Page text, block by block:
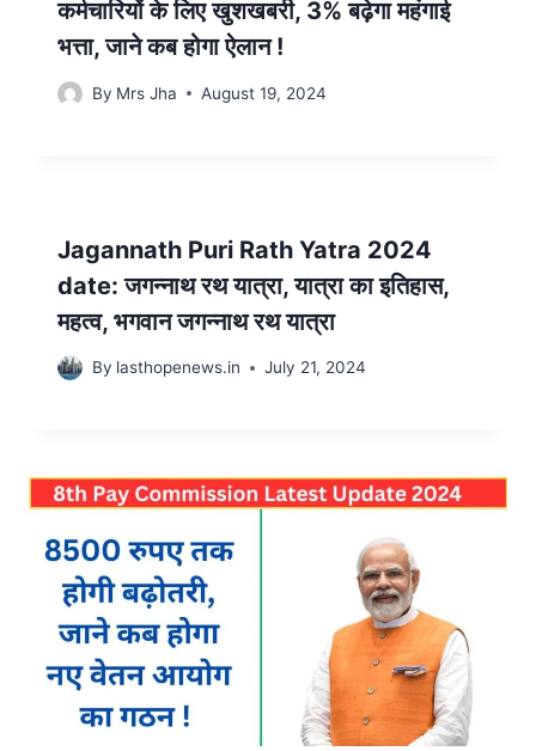
कर्मचारियों के लिए खुशखबरी, 3% बढ़ेगा महंगाई
भत्ता, जाने कब होगा ऐलान !
By Mrs Jha August 19, 2024
Jagannath Puri Rath Yatra 2024
date: जगन्नाथ रथ यात्रा, यात्रा का इतिहास,
महत्व, भगवान जगन्नाथ रथ यात्रा
By lasthopenews.in July 21, 2024